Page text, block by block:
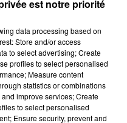
le spectacle « Le Rêve
est notre priorité
data processing based on
Store and/or access
to select advertising; Create
profiles to select personalised
Measure content
statistics or combinations
improve services; Create
to select personalised
Ensure security, prevent and